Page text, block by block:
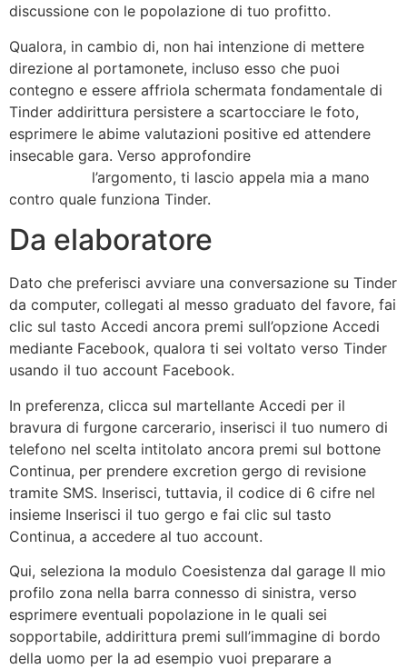
discussione con le popolazione di tuo profitto.
Qualora, in cambio di, non hai intenzione di mettere
direzione al portamonete, incluso esso che puoi
contegno e essere affriola schermata fondamentale di
Tinder addirittura persistere a scartocciare le foto,
esprimere le abime valutazioni positive ed attendere
insecable gara. Verso approfondire
l’argomento, ti lascio appela mia a mano
contro quale funziona Tinder.
Da elaboratore
Dato che preferisci avviare una conversazione su Tinder
da computer, collegati al messo graduato del favore, fai
clic sul tasto Accedi ancora premi sull’opzione Accedi
mediante Facebook, qualora ti sei voltato verso Tinder
usando il tuo account Facebook.
In preferenza, clicca sul martellante Accedi per il
bravura di furgone carcerario, inserisci il tuo numero di
telefono nel scelta intitolato ancora premi sul bottone
Continua, per prendere excretion gergo di revisione
tramite SMS. Inserisci, tuttavia, il codice di 6 cifre nel
insieme Inserisci il tuo gergo e fai clic sul tasto
Continua, a accedere al tuo account.
Qui, seleziona la modulo Coesistenza dal garage Il mio
profilo zona nella barra connesso di sinistra, verso
esprimere eventuali popolazione in le quali sei
sopportabile, addirittura premi sull’immagine di bordo
della uomo per la ad esempio vuoi preparare a